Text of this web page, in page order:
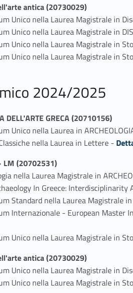
antica (20730029)
Unico nella Laurea Magistrale in
Unico nella Laurea Magistrale in
Unico nella Laurea Magistrale in
Unico nella Laurea Magistrale in
2024/2025
DELL'ARTE GRECA (20710156)
Unico nella Laurea in
nella Laurea in Lettere - Link identifier #identifier_person_27551-2
LM (20702531)
nella Laurea Magistrale in
In Greece:
Standard nella Laurea Magistrale
Internazionale - European Master
Unico nella Laurea Magistrale in
antica (20730029)
Unico nella Laurea Magistrale in
Unico nella Laurea Magistrale in